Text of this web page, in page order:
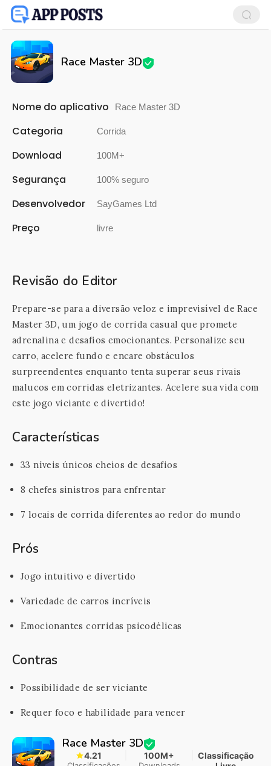
Race Master 3D
Nome do aplicativo Race Master 3D
Categoria Corrida
Download 100M+
Segurança 100% seguro
Desenvolvedor SayGames Ltd
Preço livre
Revisão do Editor
Prepare-se para a diversão veloz e imprevisível de Race
Master 3D, um jogo de corrida casual que promete
adrenalina e desafios emocionantes. Personalize seu
carro, acelere fundo e encare obstáculos
surpreendentes enquanto tenta superar seus rivais
malucos em corridas eletrizantes. Acelere sua vida com
este jogo viciante e divertido!
Características
33 níveis únicos cheios de desafios
8 chefes sinistros para enfrentar
7 locais de corrida diferentes ao redor do mundo
Prós
Jogo intuitivo e divertido
Variedade de carros incríveis
Emocionantes corridas psicodélicas
Contras
Possibilidade de ser viciante
Requer foco e habilidade para vencer
Race Master 3D
4.21 100M+
Classificação